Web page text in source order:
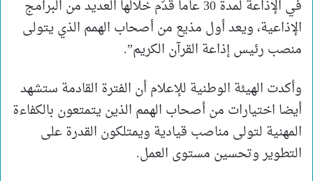
في الإذاعة لمدة 30 عاما قدّم خلالها العديد من البرامج
الإذاعية، ويعد أول مذيع من أصحاب الهمم الذي يتولى
منصب رئيس إذاعة القرآن الكريم”.
وأكدت الهيئة الوطنية للإعلام أن الفترة القادمة ستشهد
أيضا اختيارات من أصحاب الهمم الذين يتمتعون بالكفاءة
المهنية لتولى مناصب قيادية ويمتلكون القدرة على
التطوير وتحسين مستوى العمل.